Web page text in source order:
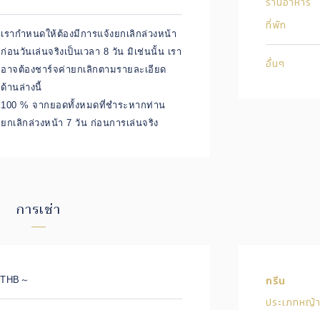
เรากำหนดให้ต้องมีการแจ้งยกเลิกล่วงหน้า
ก่อนวันเล่นจริงเป็นเวลา 8 วัน มิเช่นนั้น เรา
อาจต้องชาร์จค่ายกเลิกตามรายละเอียด
ด้านล่างนี้
100 % จากยอดทั้งหมดที่ชำระหากท่าน
ยกเลิกล่วงหน้า 7 วัน ก่อนการเล่นจริง
ที่พัก
อื่นๆ
การเช่า
～
กรีน
ประเภทหญ้า